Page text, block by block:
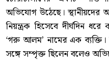
অভিযোগ উঠেছে।
নিয়ন্ত্রক হিসেবে দীর্ঘদিন
‘গরু আলম’ নামের এক ব্যক্তি।
সঙ্গে সম্পৃক্ত ছিলেন বলেও